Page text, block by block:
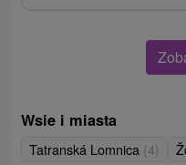
Wsie i miasta
Tatranská Lomnica (4)